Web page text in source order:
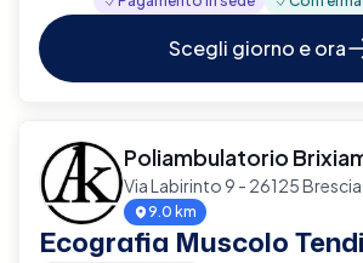
Scegli giorno e ora
Poliambulatorio
Via Labirinto 9 - 26125 Brescia
9.0 km
Ecografia Muscolo